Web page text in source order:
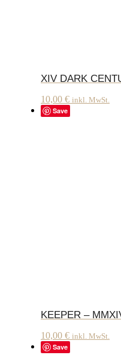
XIV DARK
10,00 € inkl. MwSt.
Save
KEEPER –
10,00 € inkl. MwSt.
Save